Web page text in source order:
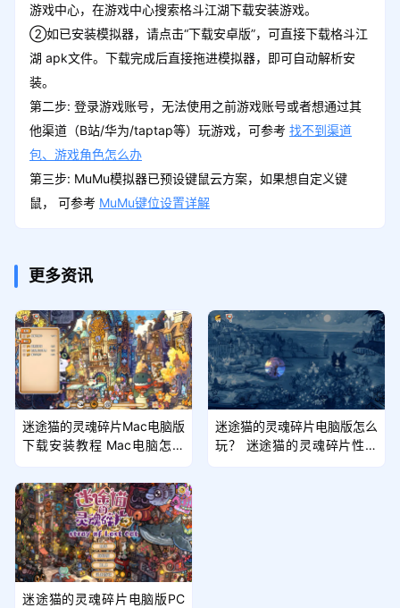
游戏中心，在游戏中心搜索格斗江湖下载安装游戏。
②如已安装模拟器，请点击“下载安卓版”，可直接下载格斗江
湖 apk文件。下载完成后直接拖进模拟器，即可自动解析安
装。
第二步: 登录游戏账号，无法使用之前游戏账号或者想通过其
他渠道（B站/华为/taptap等）玩游戏，可参考 找不到渠道
包、游戏角色怎么办
第三步: MuMu模拟器已预设键鼠云方案，如果想自定义键
鼠， 可参考 MuMu键位设置详解
更多资讯
迷途猫的灵魂碎片Mac电脑版
下载安装教程 Mac电脑怎么
迷途猫的灵魂碎片电脑版怎么
玩？ 迷途猫的灵魂碎片性能
迷途猫的灵魂碎片电脑版PC